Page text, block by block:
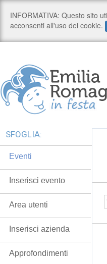
SFOGLIA:
Eventi
Inserisci evento
Area utenti
Inserisci azienda
Approfondimenti